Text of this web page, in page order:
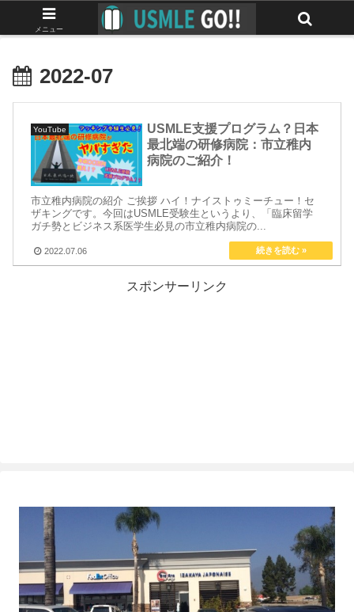
みんなで作る最強のUSMLEマニュアル
2022-07
YouTube
USMLE支援プログラム？日本
最北端の研修病院：市立稚内
病院のご紹介！
市立稚内病院の紹介 ご挨拶 ハイ！ナイストゥミーチュー！セ
ザキングです。今回はUSMLE受験生というより、「臨床留学
ガチ勢とビジネス系医学生必見の市立稚内病院の...
2022.07.06
スポンサーリンク
メニュー